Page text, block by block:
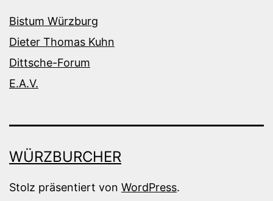
Bistum Würzburg
Dieter Thomas Kuhn
Dittsche-Forum
E.A.V.
WÜRZBURCHER
Stolz präsentiert von WordPress.